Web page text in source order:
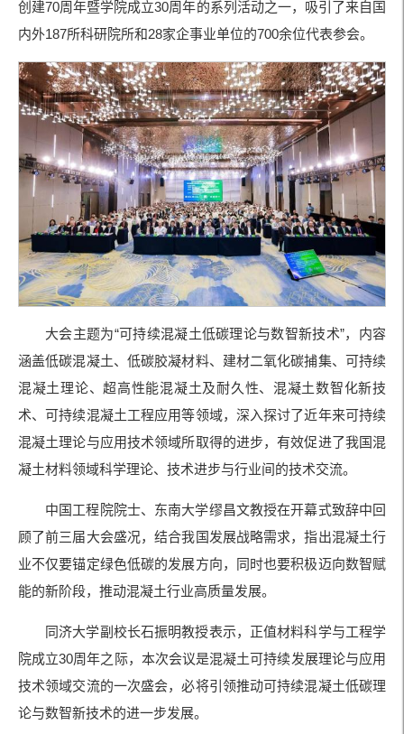
创建70周年暨学院成立30周年的系列活动之一，吸引了来自国
内外187所科研院所和28家企事业单位的700余位代表参会。
大会主题为“可持续混凝土低碳理论与数智新技术”，内容
涵盖低碳混凝土、低碳胶凝材料、建材二氧化碳捕集、可持续
混凝土理论、超高性能混凝土及耐久性、混凝土数智化新技
术、可持续混凝土工程应用等领域，深入探讨了近年来可持续
混凝土理论与应用技术领域所取得的进步，有效促进了我国混
凝土材料领域科学理论、技术进步与行业间的技术交流。
中国工程院院士、东南大学缪昌文教授在开幕式致辞中回
顾了前三届大会盛况，结合我国发展战略需求，指出混凝土行
业不仅要锚定绿色低碳的发展方向，同时也要积极迈向数智赋
能的新阶段，推动混凝土行业高质量发展。
同济大学副校长石振明教授表示，正值材料科学与工程学
院成立30周年之际，本次会议是混凝土可持续发展理论与应用
技术领域交流的一次盛会，必将引领推动可持续混凝土低碳理
论与数智新技术的进一步发展。